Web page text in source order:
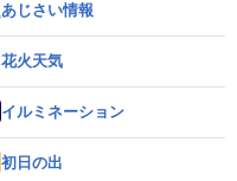
あじさい情報
花火天気
イルミネーション
初日の出